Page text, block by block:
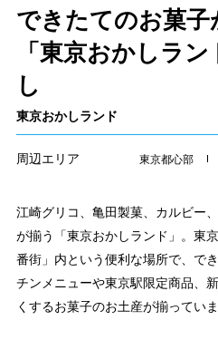
できたてのお菓
「東京おかしラ
し
東京おかしランド
周辺エリア 東京都心部
江崎グリコ、亀田製菓、カルビー
が揃う「東京おかしランド」。東
番街」内という便利な場所で、で
チンメニューや東京駅限定商品、
くするお菓子のお土産が揃っていま